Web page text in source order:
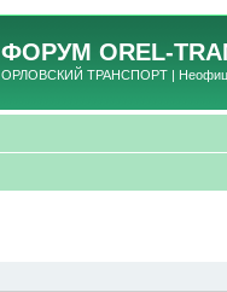
ФОРУМ OREL-
ОРЛОВСКИЙ ТРАНСПОРТ |